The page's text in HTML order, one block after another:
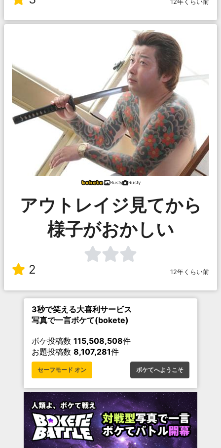
12年くらい前
Rusty Rusty
アウトレイジ見てから
様子がおかしい
2 12年くらい前
3秒で笑える大喜利サービス
写真で一言ボケて(bokete)
ボケ投稿数 115,508,508件
お題投稿数 8,107,281件
セーフモード オン ボケてへようこそ